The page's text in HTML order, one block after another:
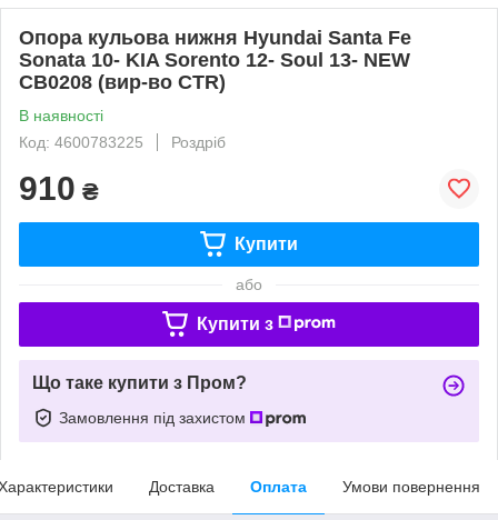
Опора кульова нижня Hyundai Santa Fe
Sonata 10- KIA Sorento 12- Soul 13- NEW
CB0208 (вир-во CTR)
В наявності
Код: 4600783225
Роздріб
910 ₴
Купити
або
Купити з
Що таке купити з Пром?
Замовлення під захистом
Доставка Оплата Умови повернення